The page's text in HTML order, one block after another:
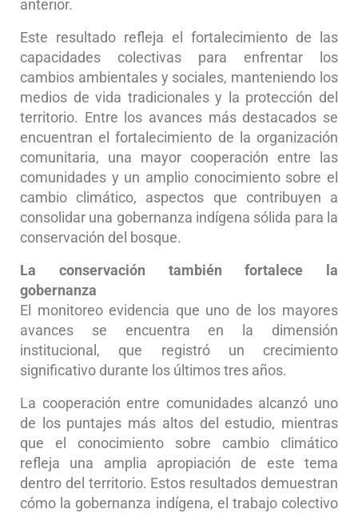
anterior.
Este resultado refleja el fortalecimiento de las
capacidades colectivas para enfrentar los
cambios ambientales y sociales, manteniendo los
medios de vida tradicionales y la protección del
territorio. Entre los avances más destacados se
encuentran el fortalecimiento de la organización
comunitaria, una mayor cooperación entre las
comunidades y un amplio conocimiento sobre el
cambio climático, aspectos que contribuyen a
consolidar una gobernanza indígena sólida para la
conservación del bosque.
La conservación también fortalece la
gobernanza
El monitoreo evidencia que uno de los mayores
avances se encuentra en la dimensión
institucional, que registró un crecimiento
significativo durante los últimos tres años.
La cooperación entre comunidades alcanzó uno
de los puntajes más altos del estudio, mientras
que el conocimiento sobre cambio climático
refleja una amplia apropiación de este tema
dentro del territorio. Estos resultados demuestran
cómo la gobernanza indígena, el trabajo colectivo